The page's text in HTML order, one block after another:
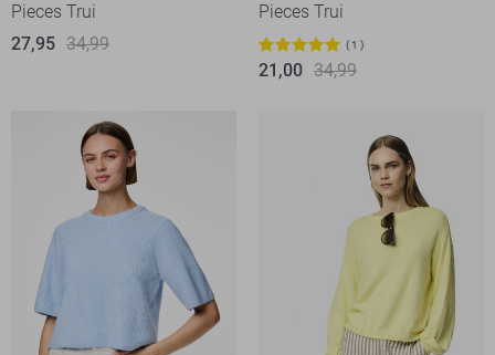
Pieces Trui
27,95 34,99
Pieces Trui
1
21,00 34,99